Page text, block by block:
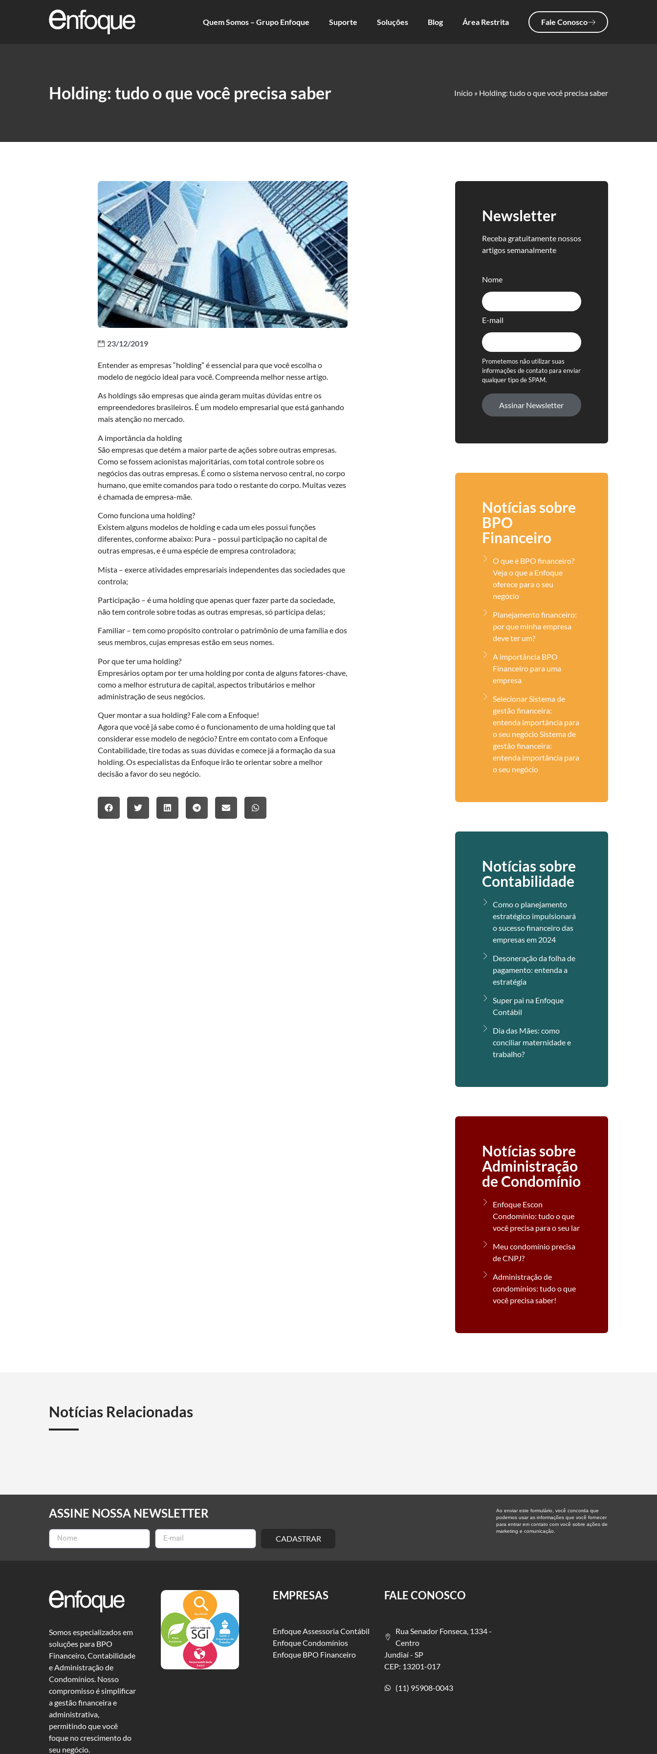
Quem Somos – Grupo Enfoque Suporte Soluções Blog Área Restrita Fale Conosco
Holding: tudo o que você precisa saber Início» Holding: tudo o que você precisa saber
23/12/2019
Entender as empresas “holding” é essencial para que você escolha o
modelo de negócio ideal para você. Compreenda melhor nesse artigo.
As holdings são empresas que ainda geram muitas dúvidas entre os
empreendedores brasileiros. É um modelo empresarial que está ganhando
mais atenção no mercado.
A importância da holding
São empresas que detém a maior parte de ações sobre outras empresas.
Como se fossem acionistas majoritárias, com total controle sobre os
negócios das outras empresas. É como o sistema nervoso central, no corpo
humano, que emite comandos para todo o restante do corpo. Muitas vezes
é chamada de empresa-mãe.
Como funciona uma holding?
Existem alguns modelos de holding e cada um eles possui funções
diferentes, conforme abaixo: Pura – possui participação no capital de
outras empresas, e é uma espécie de empresa controladora;
Mista – exerce atividades empresariais independentes das sociedades que
controla;
Participação – é uma holding que apenas quer fazer parte da sociedade,
não tem controle sobre todas as outras empresas, só participa delas;
Familiar – tem como propósito controlar o patrimônio de uma família e dos
seus membros, cujas empresas estão em seus nomes.
Por que ter uma holding?
Empresários optam por ter uma holding por conta de alguns fatores-chave,
como a melhor estrutura de capital, aspectos tributários e melhor
administração de seus negócios.
Quer montar a sua holding? Fale com a Enfoque!
Agora que você já sabe como é o funcionamento de uma holding que tal
considerar esse modelo de negócio? Entre em contato com a Enfoque
Contabilidade, tire todas as suas dúvidas e comece já a formação da sua
holding. Os especialistas da Enfoque irão te orientar sobre a melhor
decisão a favor do seu negócio.
Newsletter
Receba gratuitamente nossos
artigos semanalmente
Nome
E-mail
Prometemos não utilizar suas
informações de contato para enviar
qualquer tipo de SPAM.
Assinar Newsletter
Notícias sobre
BPO
Financeiro
O que é BPO financeiro?
Veja o que a Enfoque
oferece para o seu
negócio
Planejamento financeiro:
por que minha empresa
deve ter um?
A importância BPO
Financeiro para uma
empresa
Selecionar Sistema de
gestão financeira:
entenda importância para
o seu negócio Sistema de
gestão financeira:
entenda importância para
o seu negócio
Notícias sobre
Contabilidade
Como o planejamento
estratégico impulsionará
o sucesso financeiro das
empresas em 2024
Desoneração da folha de
pagamento: entenda a
estratégia
Super pai na Enfoque
Contábil
Dia das Mães: como
conciliar maternidade e
trabalho?
Notícias sobre
Administração
de Condomínio
Enfoque Escon
Condomínio: tudo o que
você precisa para o seu lar
Meu condomínio precisa
de CNPJ?
Administração de
condomínios: tudo o que
você precisa saber!
Notícias Relacionadas
ASSINE NOSSA NEWSLETTER
CADASTRAR
Ao enviar este formulário, você concorda que
podemos usar as informações que você fornecer
para entrar em contato com você sobre ações de
marketing e comunicação.
Somos especializados em
soluções para BPO
Financeiro, Contabilidade
e Administração de
Condomínios. Nosso
compromisso é simplificar
a gestão financeira e
administrativa,
permitindo que você
foque no crescimento do
seu negócio.
EMPRESAS
Enfoque Assessoria Contábil
Enfoque Condomínios
Enfoque BPO Financeiro
FALE CONOSCO
Rua Senador Fonseca, 1334 -
Centro
Jundiaí - SP
CEP: 13201-017
(11) 95908-0043